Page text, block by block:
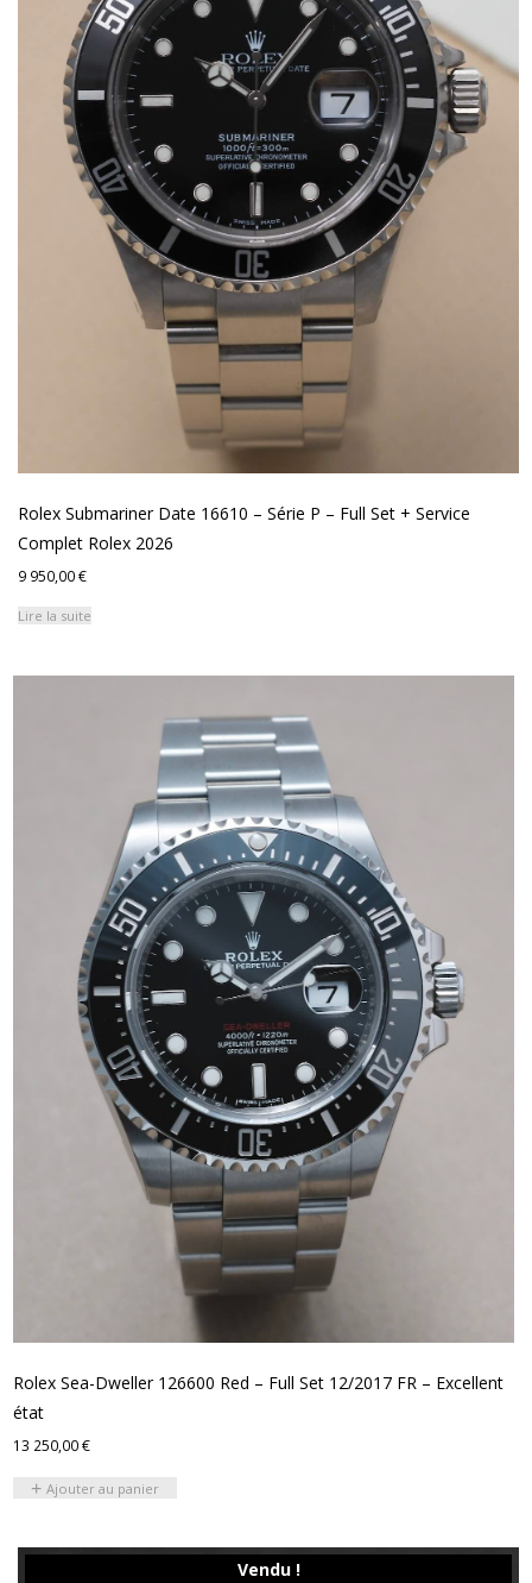
Rolex Submariner Date 16610 – Série P – Full Set + Service
Complet Rolex 2026
9 950,00€
Lire la suite
Rolex Sea-Dweller 126600 Red – Full Set 12/2017 FR – Excellent
état
13 250,00€
Ajouter au panier
Vendu !